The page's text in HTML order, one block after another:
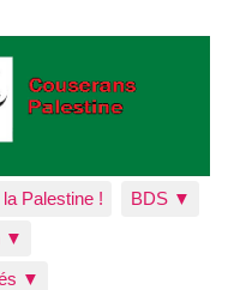
Palestine !
BDS ▼
▼
▼